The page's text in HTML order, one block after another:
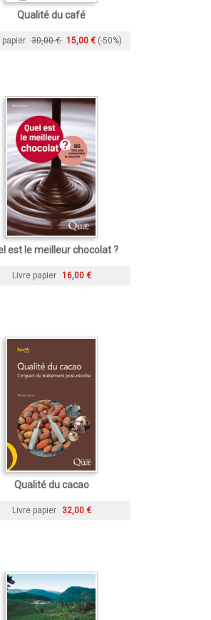
Qualité du café
papier 30,00 € 15,00 € (-50%)
est le meilleur chocolat ?
Livre papier 16,00 €
Qualité du cacao
Livre papier 32,00 €